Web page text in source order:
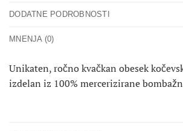
DODATNE PODROBNOSTI
MNENJA (0)
Unikaten, ročno kvačkan obesek
izdelan iz 100% mercerizirane